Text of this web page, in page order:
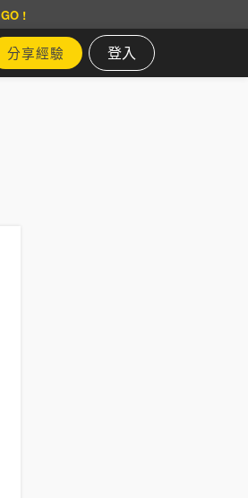
GO !
分享經驗 登入